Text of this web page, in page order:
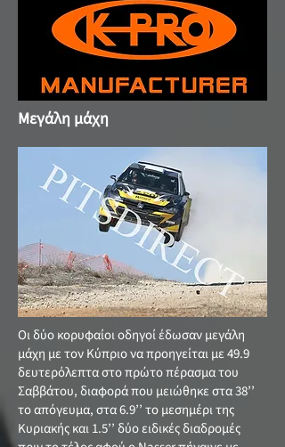
Μεγάλη μάχη
Οι δύο κορυφαίοι οδηγοί έδωσαν μεγάλη
μάχη με τον Κύπριο να προηγείται με 49.9
δευτερόλεπτα στο πρώτο πέρασμα του
Σαββάτου, διαφορά που μειώθηκε στα 38’’
το απόγευμα, στα 6.9’’ το μεσημέρι της
Κυριακής και 1.5’’ δύο ειδικές διαδρομές